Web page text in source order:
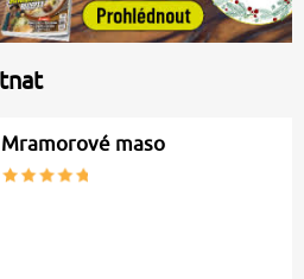
Mramorové maso